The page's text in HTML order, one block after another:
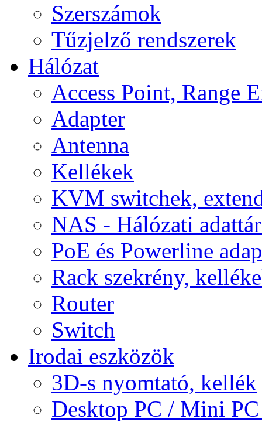
Szerszámok
Tűzjelző rendszerek
Hálózat
Access Point, Range
Adapter
Antenna
Kellékek
KVM switchek,
NAS - Hálózati
PoE és Powerline
Rack szekrény,
Router
Switch
Irodai eszközök
3D-s nyomtató, kellék
Desktop PC / Mini